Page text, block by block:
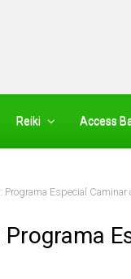
Reiki Access
Programa Especial Caminar